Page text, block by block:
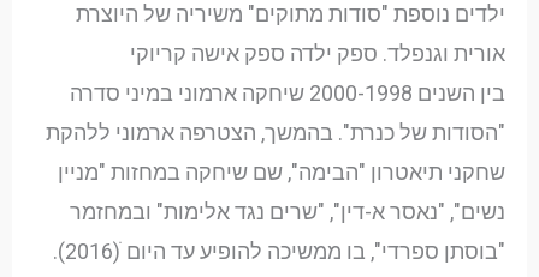
ילדים נוספת "סודות מתוקים" משיריה של היוצרת
אורית וגנפלד. ספק ילדה ספק אישה קריוקי
בין השנים 2000-1998 שיחקה ארמוני במיני סדרה
"הסודות של כנרת". בהמשך, הצטרפה ארמוני ללהקת
שחקני תיאטרון "הבימה", שם שיחקה במחזות "מניין
נשים", "נאסר א-דין", "שרים נגד אלימות" ובמחזמר
"בוסתן ספרדי", בו ממשיכה להופיע עד היום ׁ(2016).